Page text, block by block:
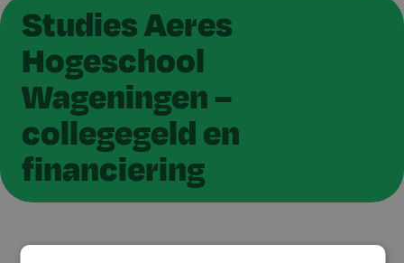
Studies Aeres
Hogeschool
Wageningen –
collegegeld en
financiering